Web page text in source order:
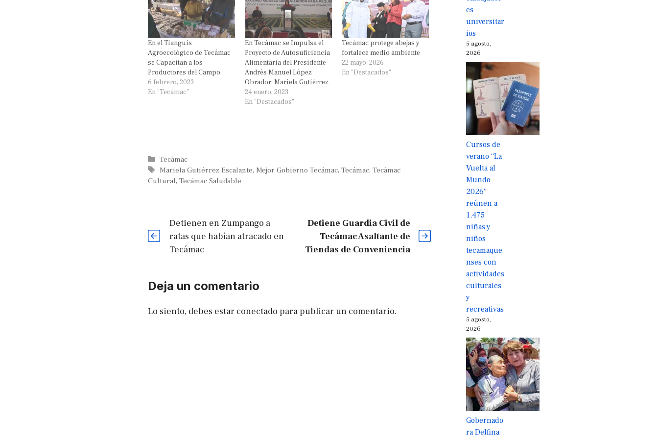
En el Tianguis
Agroecológico de Tecámac
se Capacitan a los
Productores del Campo
6 febrero, 2023
En "Tecámac"
En Tecámac se Impulsa el
Proyecto de Autosuficiencia
Alimentaria del Presidente
Andrés Manuel López
Obrador: Mariela Gutiérrez
24 enero, 2023
En "Destacados"
Tecámac protege abejas y
fortalece medio ambiente
22 mayo, 2026
En "Destacados"
Categorías
Tecámac
Etiquetas
Mariela Gutiérrez Escalante,Mejor Gobierno Tecámac,Tecámac,Tecámac
Cultural, Tecámac Saludable
Detienen en Zumpango a
ratas que habían atracado en
Tecámac
Detiene Guardia Civil de
Tecámac Asaltante de
Tiendas de Conveniencia
Deja un comentario
Lo siento, debes estar conectado para publicar un comentario.
es
universitar
ios
5 agosto,
2026
Cursos de
verano “La
Vuelta al
Mundo
2026”
reúnen a
1,475
niñas y
niños
tecamaque
nses con
actividades
culturales
y
recreativas
5 agosto,
2026
Gobernado
ra Delfina